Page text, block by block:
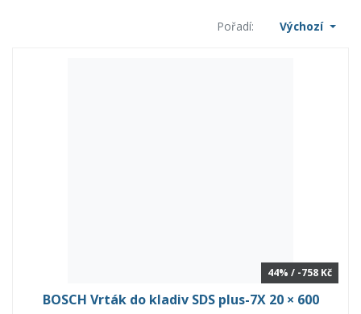
Pořadí: Výchozí
44% / -758 Kč
BOSCH Vrták do kladiv SDS plus-7X 20 × 600